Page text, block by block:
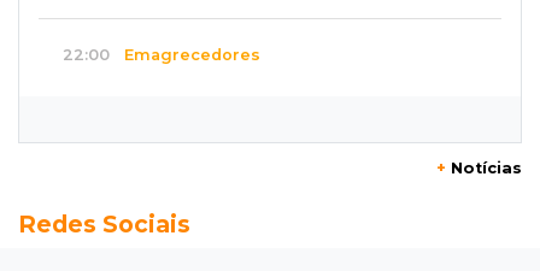
22:00 Emagrecedores
Granizo danifica telhados e plantações
+ Notícias
Redes Sociais